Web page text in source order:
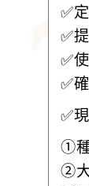
✅
✅
✅️
✅️
✅
①
②